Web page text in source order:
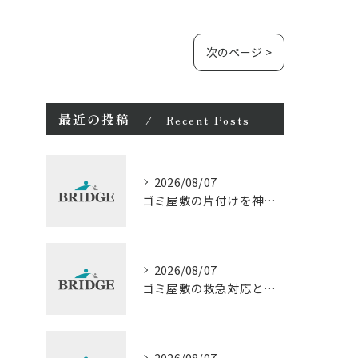
次のページ >
最近の投稿 Recent Posts
2026/08/07
ゴミ屋敷の片付けを神奈川県厚木市でスタッフに依頼する適正費用と選び方の詳細ガイド
2026/08/07
ゴミ屋敷の救急対応と費用相場を徹底解説神奈川県相模原市で今すぐ相談するための手順